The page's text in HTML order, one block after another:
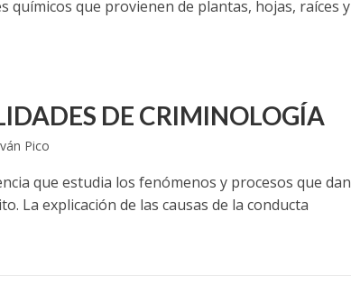
químicos que provienen de plantas, hojas, raíces y
DE CRIMINOLOGÍA
Pico
que estudia los fenómenos y procesos que dan
La explicación de las causas de la conducta